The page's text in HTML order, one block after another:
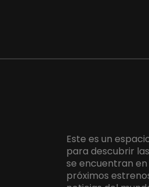
Este es un
para descubrir
se encuentran
próximos